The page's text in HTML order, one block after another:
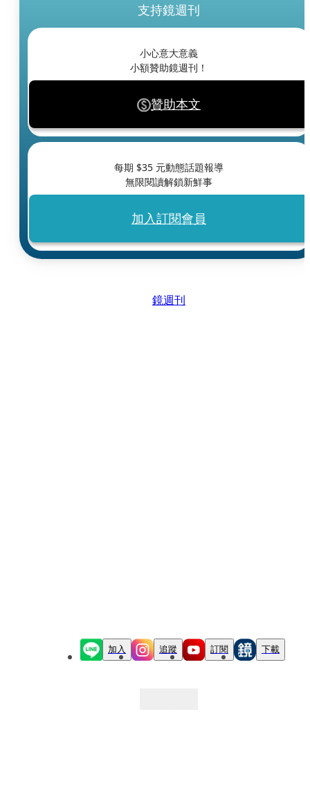
支持鏡週刊
小心意大意義
小額贊助鏡週刊！
贊助本文
每期 $35 元動態話題報導
無限閱讀解鎖新鮮事
加入訂閱會員
鏡週刊
加入 追蹤 訂閱 下載